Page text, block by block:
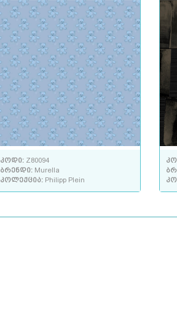
კოდი: Z80094
ბრენდი: Murella
კოლექცია: Philipp Plein